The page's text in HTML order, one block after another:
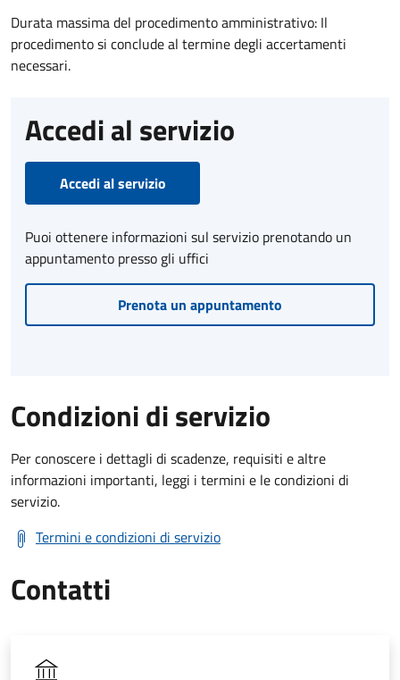
Durata massima del procedimento amministrativo: Il
procedimento si conclude al termine degli accertamenti
necessari.
Accedi al servizio
Accedi al servizio
Puoi ottenere informazioni sul servizio prenotando un
appuntamento presso gli uffici
Prenota un appuntamento
Condizioni di servizio
Per conoscere i dettagli di scadenze, requisiti e altre
informazioni importanti, leggi i termini e le condizioni di
servizio.
Termini e condizioni di servizio
Contatti